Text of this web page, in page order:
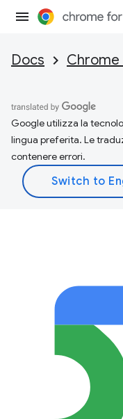
Docs Chrome
Google utilizza la
lingua preferita. Le
contenere errori.